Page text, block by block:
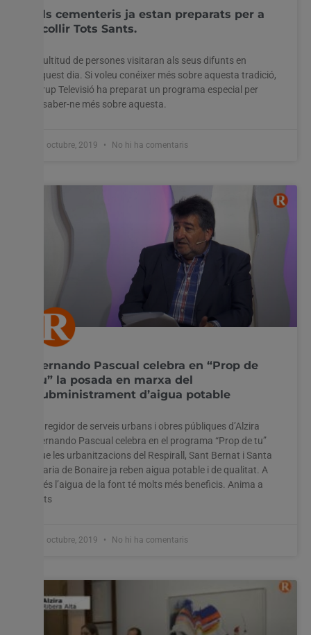
Els cementeris ja estan preparats per a
acollir Tots Sants.
Multitud de persones visitaran als seus difunts en
aquest dia. Si voleu conéixer més sobre aquesta tradició,
Grup Televisió ha preparat un programa especial per
a saber-ne més sobre aquesta.
31 octubre, 2019 No hi ha comentaris
Fernando Pascual celebra en “Prop de
tu” la posada en marxa del
subministrament d’aigua potable
El regidor de serveis urbans i obres públiques d’Alzira
Fernando Pascual celebra en el programa “Prop de tu”
que les urbanitzacions del Respirall, Sant Bernat i Santa
Maria de Bonaire ja reben aigua potable i de qualitat. A
més l’aigua de la font té molts més beneficis. Anima a
tots
31 octubre, 2019 No hi ha comentaris